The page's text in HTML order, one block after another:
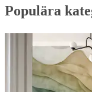
Populära